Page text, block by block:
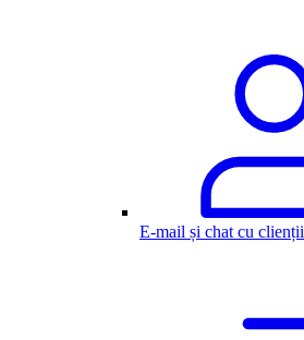
E-mail și chat cu clienții